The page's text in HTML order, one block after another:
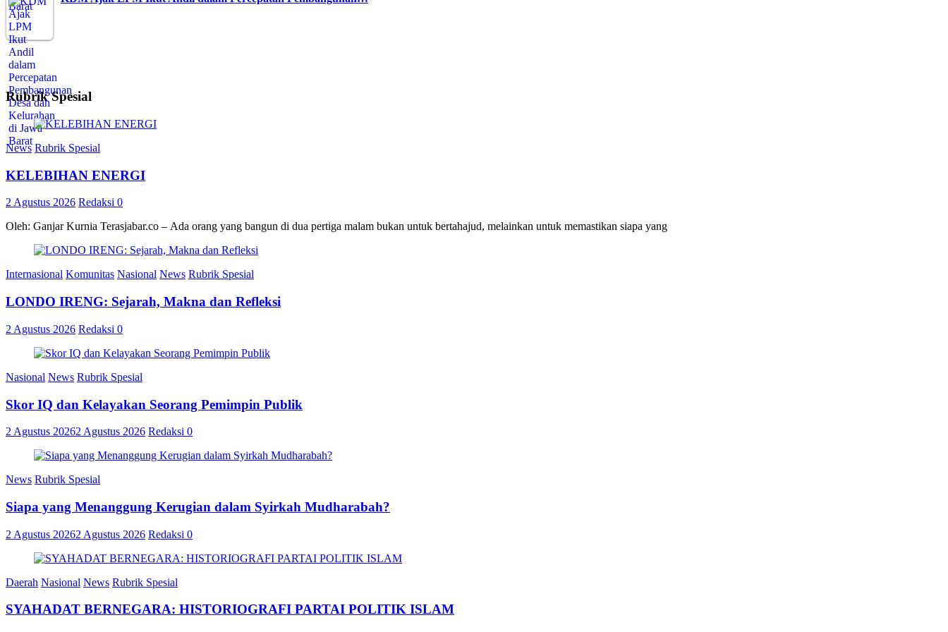
Rubrik Spesial
News Rubrik Spesial
KELEBIHAN ENERGI
2 Agustus 2026 Redaksi 0
Oleh: Ganjar Kurnia Terasjabar.co – Ada orang yang bangun di dua pertiga malam bukan untuk bertahajud, melainkan untuk memastikan siapa yang
Internasional Komunitas Nasional News Rubrik Spesial
LONDO IRENG: Sejarah, Makna dan Refleksi
2 Agustus 2026 Redaksi 0
Nasional News Rubrik Spesial
Skor IQ dan Kelayakan Seorang Pemimpin Publik
2 Agustus 20262 Agustus 2026 Redaksi 0
News Rubrik Spesial
Siapa yang Menanggung Kerugian dalam Syirkah Mudharabah?
2 Agustus 20262 Agustus 2026 Redaksi 0
Daerah Nasional News Rubrik Spesial
SYAHADAT BERNEGARA: HISTORIOGRAFI PARTAI POLITIK ISLAM